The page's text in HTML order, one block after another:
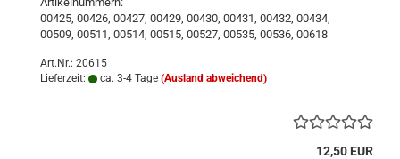
00425, 00426, 00427, 00429, 00430, 00431, 00432, 00434,
00509, 00511, 00514, 00515, 00527, 00535, 00536, 00618
Art.Nr.: 20615
Lieferzeit:
ca. 3-4 Tage (Ausland abweichend)
12,50 EUR